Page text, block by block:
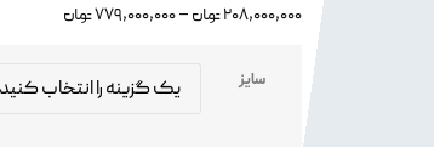
208,000,000تومان–
779,000,000تومان
سایز